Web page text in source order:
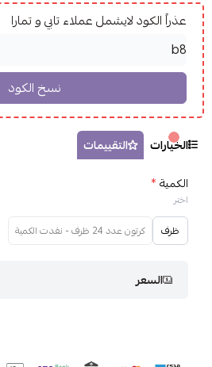
عذراً الكود لايشمل عملاء تابي و تمارا
الخيارات
التقييمات
الكمية*
اختر
ظرف كرتون عدد 24 ظرف - نفدت الكمية
السعر